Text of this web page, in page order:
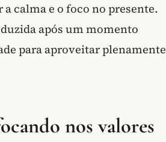
calma e o foco no presente.
após um momento
para aproveitar plenamente
nos valores